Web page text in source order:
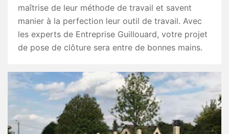
maîtrise de leur méthode de travail et savent
manier à la perfection leur outil de travail. Avec
les experts de Entreprise Guillouard, votre projet
de pose de clôture sera entre de bonnes mains.